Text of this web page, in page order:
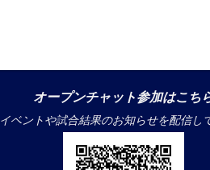
オープンチャット参加はこち
イベントや試合結果のお知らせを配信し